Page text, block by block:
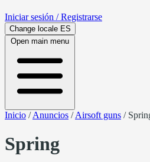
Iniciar sesión / Registrarse
Change locale ES
Open main menu
Inicio /Anuncios /Airsoft guns /
Spring